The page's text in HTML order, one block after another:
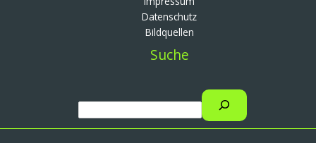
Datenschutz
Bildquellen
Suche